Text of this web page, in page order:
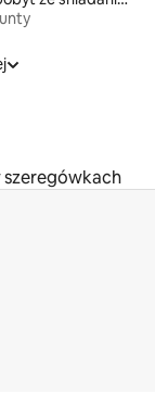
szeregówkach